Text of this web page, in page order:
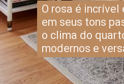
O rosa é incrível
em seus tons
o clima do
modernos e